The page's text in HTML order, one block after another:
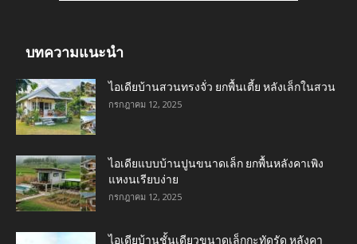
บทความแนะนำ
ไอเดียบ้านสวนทรงจั่ว ยกพื้นเตี้ย หลังเล็กในสวน
กรกฎาคม 12, 2025
ไอเดียแบบบ้านปูนขนาดเล็ก ยกพื้นหลังคาเพิง
แหงนเรียบง่าย
กรกฎาคม 12, 2025
ไอเดียบ้านชั้นเดียวขนาดเล็กกะทัดรัด หลังคา